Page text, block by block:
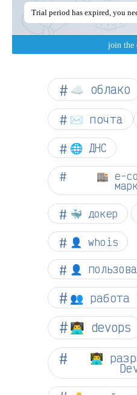
☁︎ облако
✉️ почта
🌐 ДНС
🏬 e-
🐳 докер
👤 whois
👤
👥 работа
👨‍💻 devops
👨‍💻